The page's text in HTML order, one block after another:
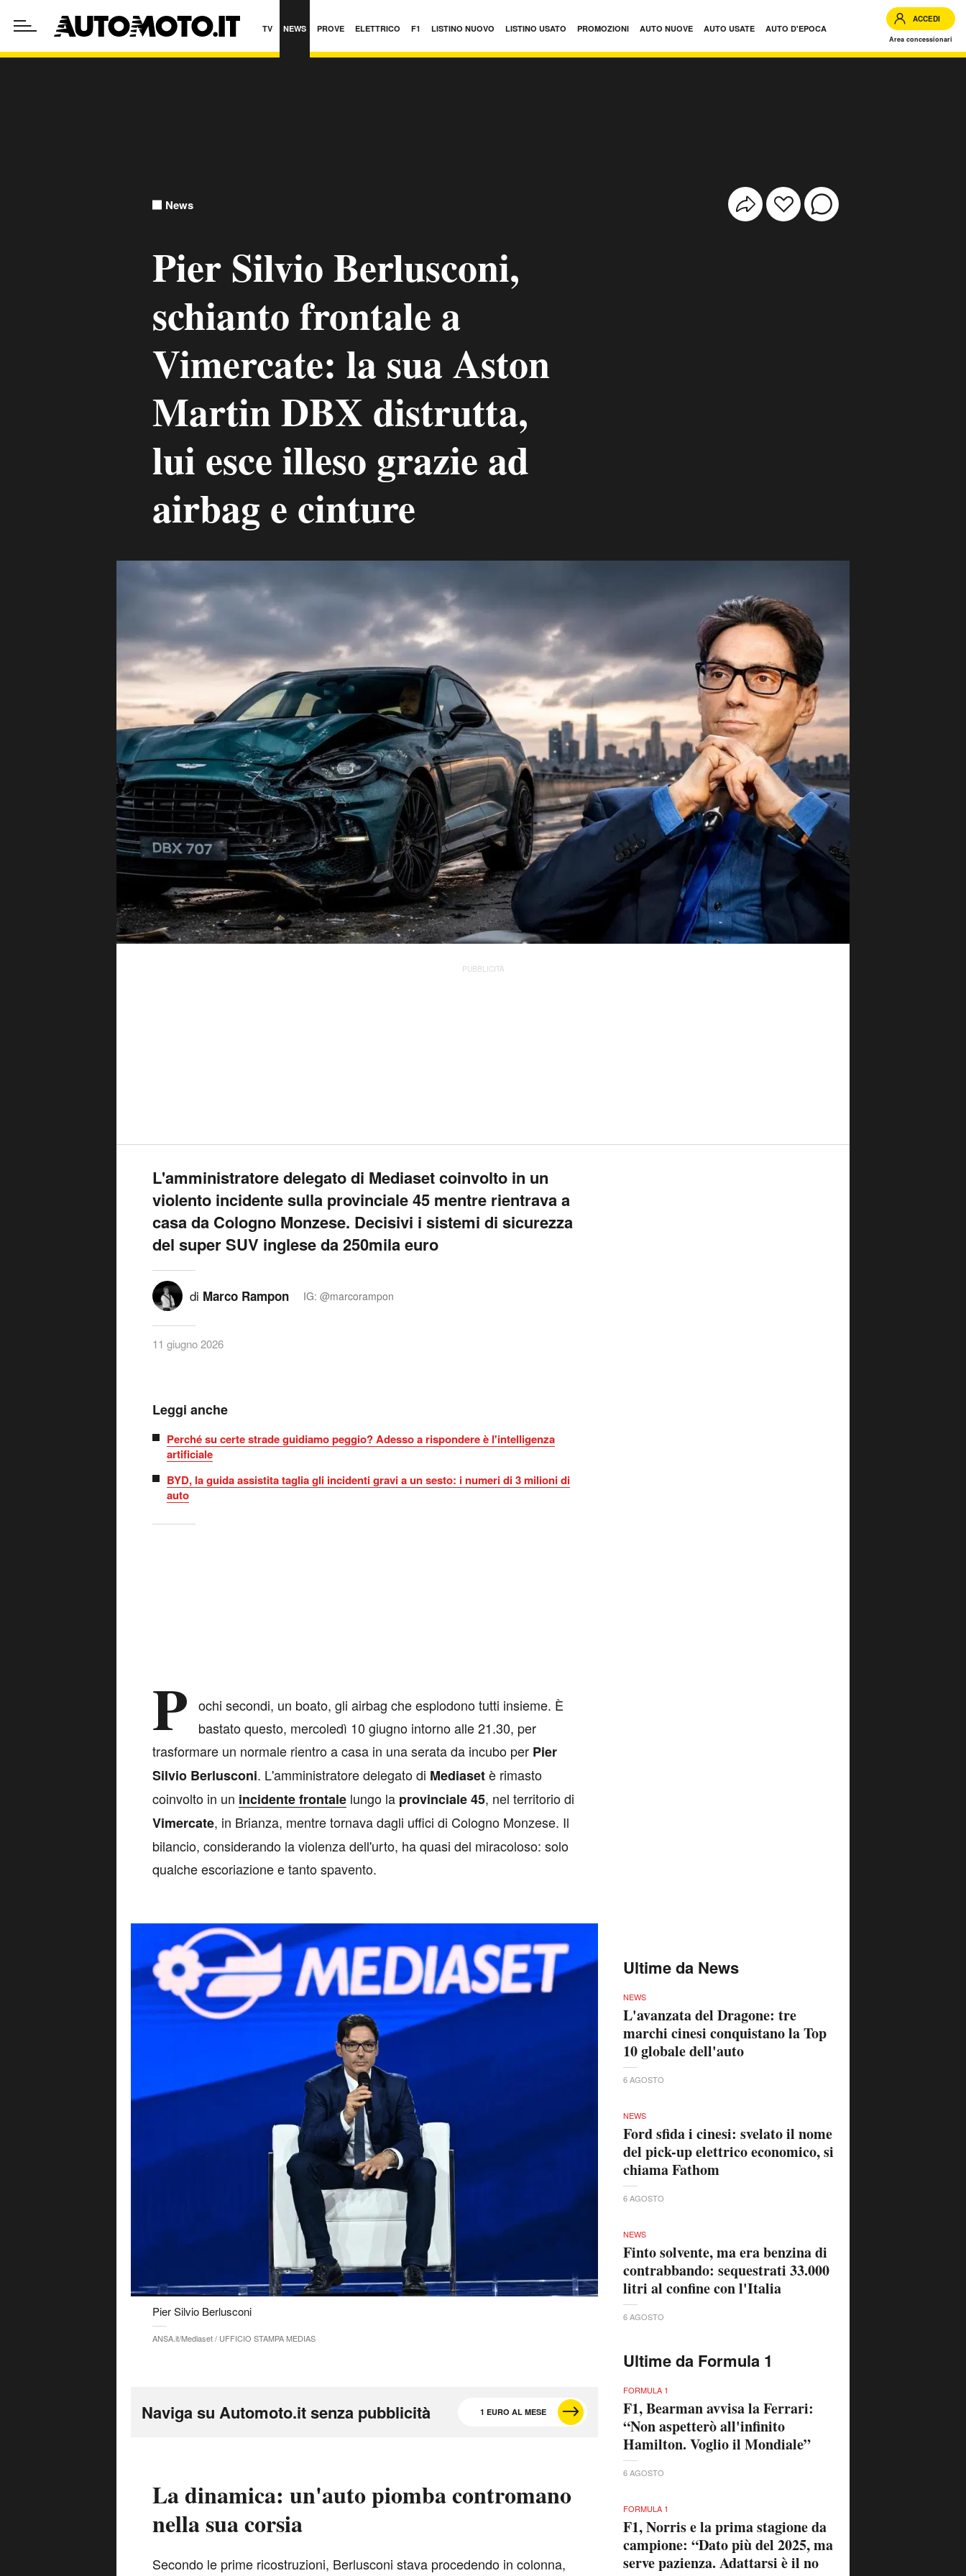
TV NEWS PROVE ELETTRICO F1 LISTINO NUOVO LISTINO USATO PROMOZIONI AUTO NUOVE AUTO USATE AUTO D'EPOCA
ACCEDI
Area concessionari
News
Pier Silvio Berlusconi,
schianto frontale a
Vimercate: la sua Aston
Martin DBX distrutta,
lui esce illeso grazie ad
airbag e cinture
PUBBLICITÀ
L'amministratore delegato di Mediaset coinvolto in un
violento incidente sulla provinciale 45 mentre rientrava a
casa da Cologno Monzese. Decisivi i sistemi di sicurezza
del super SUV inglese da 250mila euro
di Marco Rampon IG: @marcorampon
11 giugno 2026
Leggi anche
Perché su certe strade guidiamo peggio? Adesso a rispondere è l'intelligenza
artificiale
BYD, la guida assistita taglia gli incidenti gravi a un sesto: i numeri di 3 milioni di
auto
P
ochi secondi, un boato, gli airbag che esplodono tutti insieme. È
bastato questo, mercoledì 10 giugno intorno alle 21.30, per
trasformare un normale rientro a casa in una serata da incubo per Pier
Silvio Berlusconi. L'amministratore delegato di Mediasetè rimasto
coinvolto in un incidente frontale lungo la provinciale 45, nel territorio di
Vimercate, in Brianza, mentre tornava dagli uffici di Cologno Monzese. Il
bilancio, considerando la violenza dell'urto, ha quasi del miracoloso: solo
qualche escoriazione e tanto spavento.
Pier Silvio Berlusconi
ANSA.it/Mediaset / UFFICIO STAMPA MEDIAS
Naviga su Automoto.it senza pubblicità 1 EURO AL MESE
La dinamica: un'auto piomba contromano
nella sua corsia
Secondo le prime ricostruzioni, Berlusconi stava procedendo in colonna,
Ultime da News
NEWS
L'avanzata del Dragone: tre
marchi cinesi conquistano la Top
10 globale dell'auto
6 AGOSTO
NEWS
Ford sfida i cinesi: svelato il nome
del pick-up elettrico economico, si
chiama Fathom
6 AGOSTO
NEWS
Finto solvente, ma era benzina di
contrabbando: sequestrati 33.000
litri al confine con l'Italia
6 AGOSTO
Ultime da Formula 1
FORMULA 1
F1, Bearman avvisa la Ferrari:
“Non aspetterò all'infinito
Hamilton. Voglio il Mondiale”
6 AGOSTO
FORMULA 1
F1, Norris e la prima stagione da
campione: “Dato più del 2025, ma
serve pazienza. Adattarsi è il no